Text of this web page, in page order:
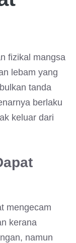
fizikal mangsa
lebam yang
tanda
berlaku
keluar dari
mengecam
kerana
namun